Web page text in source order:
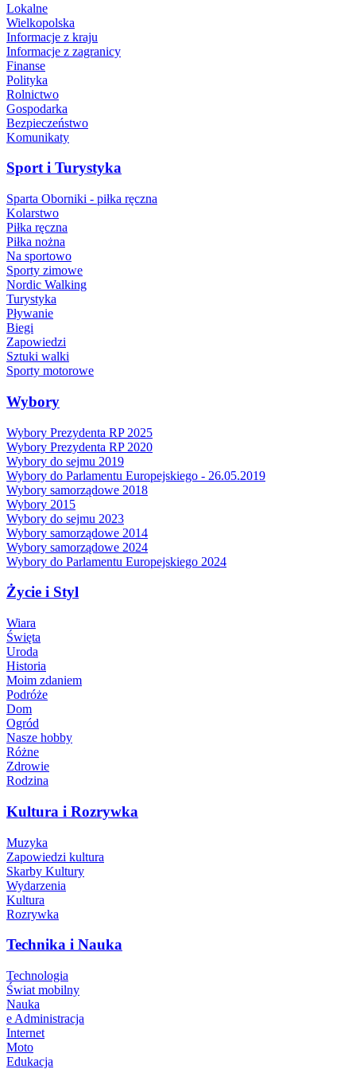
Lokalne
Wielkopolska
Informacje z kraju
Informacje z zagranicy
Finanse
Polityka
Rolnictwo
Gospodarka
Bezpieczeństwo
Komunikaty
Sport i Turystyka
Sparta Oborniki - piłka ręczna
Kolarstwo
Piłka ręczna
Piłka nożna
Na sportowo
Sporty zimowe
Nordic Walking
Turystyka
Pływanie
Biegi
Zapowiedzi
Sztuki walki
Sporty motorowe
Wybory
Wybory Prezydenta RP 2025
Wybory Prezydenta RP 2020
Wybory do sejmu 2019
Wybory do Parlamentu Europejskiego - 26.05.2019
Wybory samorządowe 2018
Wybory 2015
Wybory do sejmu 2023
Wybory samorządowe 2014
Wybory samorządowe 2024
Wybory do Parlamentu Europejskiego 2024
Życie i Styl
Wiara
Święta
Uroda
Historia
Moim zdaniem
Podróże
Dom
Ogród
Nasze hobby
Różne
Zdrowie
Rodzina
Kultura i Rozrywka
Muzyka
Zapowiedzi kultura
Skarby Kultury
Wydarzenia
Kultura
Rozrywka
Technika i Nauka
Technologia
Świat mobilny
Nauka
e Administracja
Internet
Moto
Edukacja